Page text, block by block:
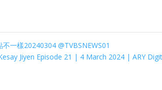
一樣20240304 @TVBSNEWS01
Jiyen Episode 21 | 4 March 2024 | ARY